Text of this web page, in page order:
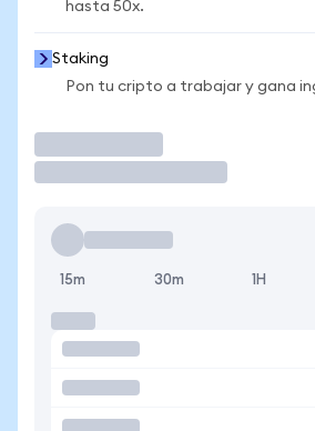
hasta 50x.
Staking
Pon tu cripto a trabajar y gana
15m 30m 1H